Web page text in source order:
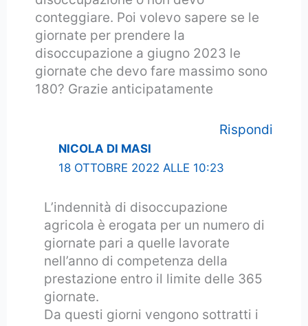
conteggiare. Poi volevo sapere se le
giornate per prendere la
disoccupazione a giugno 2023 le
giornate che devo fare massimo sono
180? Grazie anticipatamente
Rispondi
NICOLA DI MASI
18 OTTOBRE 2022 ALLE 10:23
L’indennità di disoccupazione
agricola è erogata per un numero di
giornate pari a quelle lavorate
nell’anno di competenza della
prestazione entro il limite delle 365
giornate.
Da questi giorni vengono sottratti i